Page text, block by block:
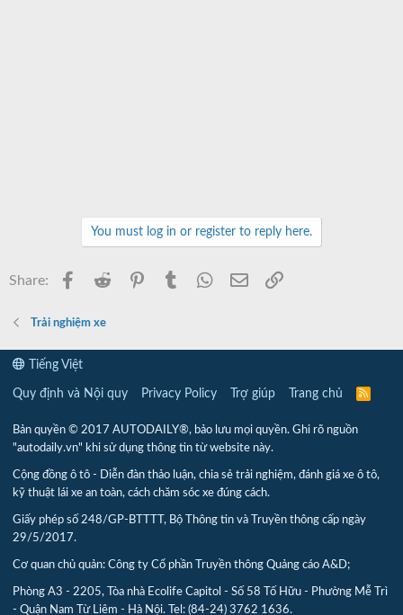
You must log in or register to reply here.
Share: Facebook
Reddit PinterestTumblr WhatsApp
Email
Trải nghiệm xe
Tiếng Việt
Quy định và Nội quy Privacy Policy Trợ giúp Trang chủ
R
Bản quyền © 2017 AUTODAILY®, bảo lưu mọi quyền. Ghi rõ nguồn
"autodaily.vn" khi sử dụng thông tin từ website này.
Cộng đồng ô tô - Diễn đàn thảo luận, chia sẻ trải nghiệm, đánh giá xe ô tô,
kỹ thuật lái xe an toàn, cách chăm sóc xe đúng cách.
Giấy phép số 248/GP-BTTTT, Bộ Thông tin và Truyền thông cấp ngày
29/5/2017.
Cơ quan chủ quản: Công ty Cổ phần Truyền thông Quảng cáo A&D;
Phòng A3 - 2205, Tòa nhà Ecolife Capitol - Số 58 Tố Hữu - Phường Mễ Trì
- Quận Nam Từ Liêm - Hà Nội. Tel: (84-24) 3762 1636.